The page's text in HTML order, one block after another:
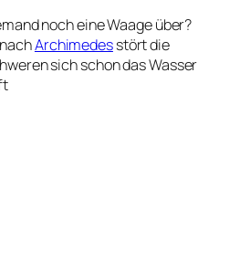
noch eine Waage über?
Archimedesstört die
sich schon das Wasser